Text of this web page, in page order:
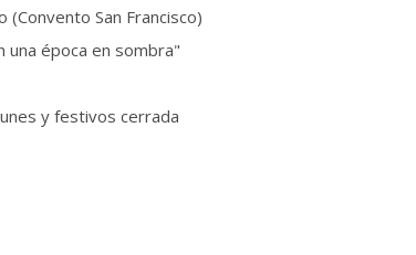
(Convento San Francisco)
una época en sombra"
y festivos cerrada